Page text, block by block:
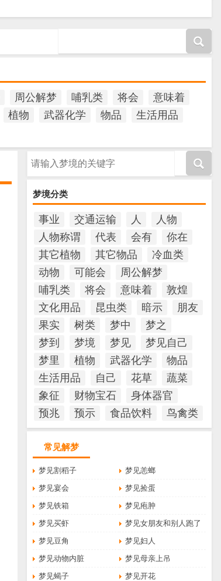
周公解梦 哺乳类 将会
意味着
植物 武器化学 物品
生活用品
梦境分类
事业 交通运输 人
人物
人物称谓
代表 会有
你在
其它植物
其它物品
冷血类
动物
可能会
周公解梦
哺乳类
将会 意味着
敦煌
文化用品
昆虫类 暗示
朋友
果实
树类 梦中
梦之
梦到
梦境 梦见
梦见自己
梦里
植物 武器化学
物品
生活用品
自己 花草
蔬菜
象征
财物宝石
身体器官
预兆
预示 食品饮料 鸟禽类
常见解梦
梦见割稻子
梦见恙螂
梦见宴会
梦见捡蛋
梦见铁箱
梦见疱肿
梦见买虾
梦见女朋友和别人跑了
梦见豆角
梦见妇人
梦见动物内脏
梦见母亲上吊
梦见蝎子
梦见开花